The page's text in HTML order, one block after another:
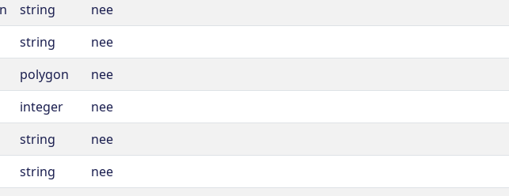
string
nee
string
nee
polygon
nee
integer
nee
string
nee
string
nee